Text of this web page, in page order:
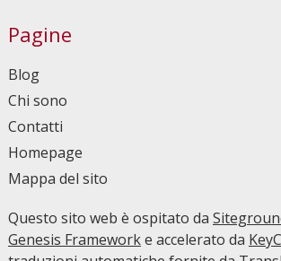
Pagine
Blog
Chi sono
Contatti
Homepage
Mappa del sito
Questo sito web è ospitato da
Genesis Frameworke accelerato da